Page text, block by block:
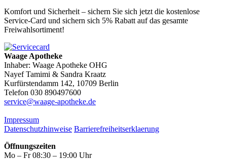
Komfort und Sicherheit – sichern Sie sich jetzt die kostenlose
Service-Card und sichern sich 5% Rabatt auf das gesamte
Freiwahlsortiment!
Waage Apotheke
Inhaber: Waage Apotheke OHG
Nayef Tamimi & Sandra Kraatz
Kurfürstendamm 142, 10709 Berlin
Telefon 030 890497600
service@waage-apotheke.de
Impressum
Datenschutzhinweise Barrierefreiheitserklaerung
Öffnungszeiten
Mo – Fr 08:30 – 19:00 Uhr